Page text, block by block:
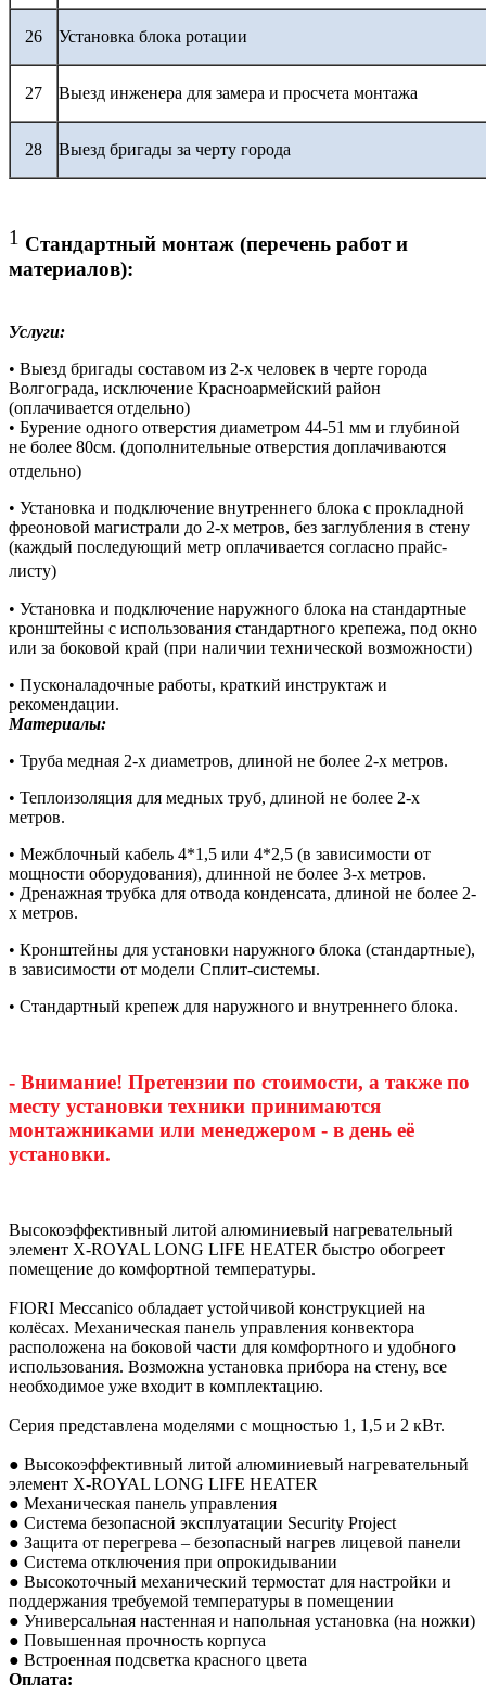
26 Установка блока ротации
27 Выезд инженера для замера и просчета монтажа
28 Выезд бригады за черту города
1 Стандартный монтаж (перечень работ и
материалов):
Услуги:
• Выезд бригады составом из 2-х человек в черте города
Волгограда, исключение Красноармейский район
(оплачивается отдельно)
• Бурение одного отверстия диаметром 44-51 мм и глубиной
не более 80см. (дополнительные отверстия доплачиваются
отдельно)
• Установка и подключение внутреннего блока с прокладной
фреоновой магистрали до 2-х метров, без заглубления в стену
(каждый последующий метр оплачивается согласно прайс-
листу)
• Установка и подключение наружного блока на стандартные
кронштейны с использования стандартного крепежа, под окно
или за боковой край (при наличии технической возможности)
• Пусконаладочные работы, краткий инструктаж и
рекомендации.
Материалы:
• Труба медная 2-х диаметров, длиной не более 2-х метров.
• Теплоизоляция для медных труб, длиной не более 2-х
метров.
• Межблочный кабель 4*1,5 или 4*2,5 (в зависимости от
мощности оборудования), длинной не более 3-х метров.
• Дренажная трубка для отвода конденсата, длиной не более 2-
х метров.
• Кронштейны для установки наружного блока (стандартные),
в зависимости от модели Сплит-системы.
• Стандартный крепеж для наружного и внутреннего блока.
- Внимание! Претензии по стоимости, а также по
месту установки техники принимаются
монтажниками или менеджером - в день её
установки.
Высокоэффективный литой алюминиевый нагревательный
элемент X-ROYAL LONG LIFE HEATER быстро обогреет
помещение до комфортной температуры.
FIORI Meccanico обладает устойчивой конструкцией на
колёсах. Механическая панель управления конвектора
расположена на боковой части для комфортного и удобного
использования. Возможна установка прибора на стену, все
необходимое уже входит в комплектацию.
Серия представлена моделями с мощностью 1, 1,5 и 2 кВт.
● Высокоэффективный литой алюминиевый нагревательный
элемент X-ROYAL LONG LIFE HEATER
● Механическая панель управления
● Система безопасной эксплуатации Security Project
● Защита от перегрева – безопасный нагрев лицевой панели
● Система отключения при опрокидывании
● Высокоточный механический термостат для настройки и
поддержания требуемой температуры в помещении
● Универсальная настенная и напольная установка (на ножки)
● Повышенная прочность корпуса
● Встроенная подсветка красного цвета
Оплата: